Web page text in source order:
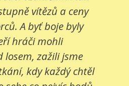
vítězů a ceny
A byť boje byly
hráči mohli
losem, zažili jsme
kdy každý chtěl